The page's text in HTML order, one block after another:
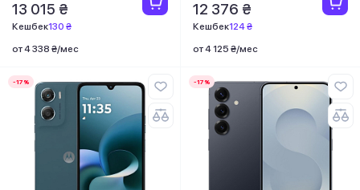
13 015 ₴
Кешбек130 ₴
от 4 338 ₴/мес
12 376 ₴
Кешбек124 ₴
от 4 125 ₴/мес
-17% -17%